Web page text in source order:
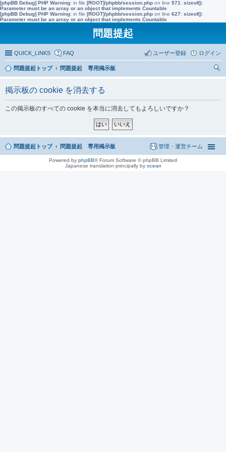
[phpBB Debug] PHP Warning: in file [ROOT]/phpbb/session.php on line 571 : sizeof():
Parameter must be an array or an object that implements Countable
[phpBB Debug] PHP Warning: in file [ROOT]/phpbb/session.php on line 627: sizeof():
Parameter must be an array or an object that implements Countable
問題提起
QUICK_LINKS FAQ ログイン
ユーザー登録
問題提起トップ
問題提起 専用掲示板
掲示板の cookie を消去する
この掲示板のすべての cookie を本当に消去してもよろしいですか？
問題提起トップ 問題提起 専用掲示板 管理・運営チーム
Powered by phpBB® Forum Software © phpBB Limited
Japanese translation principally by ocean